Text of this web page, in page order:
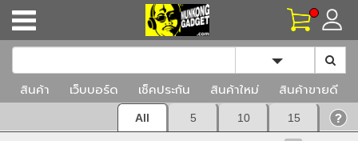
Toggle
สินค้า เว็บบอร์ด เช็คประกัน สินค้าใหม่ สินค้าขายดี
All 5 10 15